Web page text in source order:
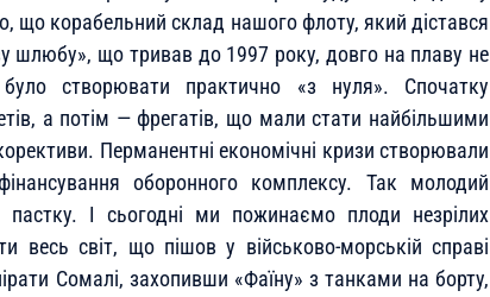
що корабельний склад нашого флоту, який дістався
шлюбу», що тривав до 1997 року, довго на плаву не
створювати практично «з нуля». Спочатку
а потім — фрегатів, що мали стати найбільшими
Перманентні економічні кризи створювали
оборонного комплексу. Так молодий
І сьогодні ми пожинаємо плоди незрілих
весь світ, що пішов у військово-морській справі
Сомалі, захопивши «Фаїну» з танками на борту,